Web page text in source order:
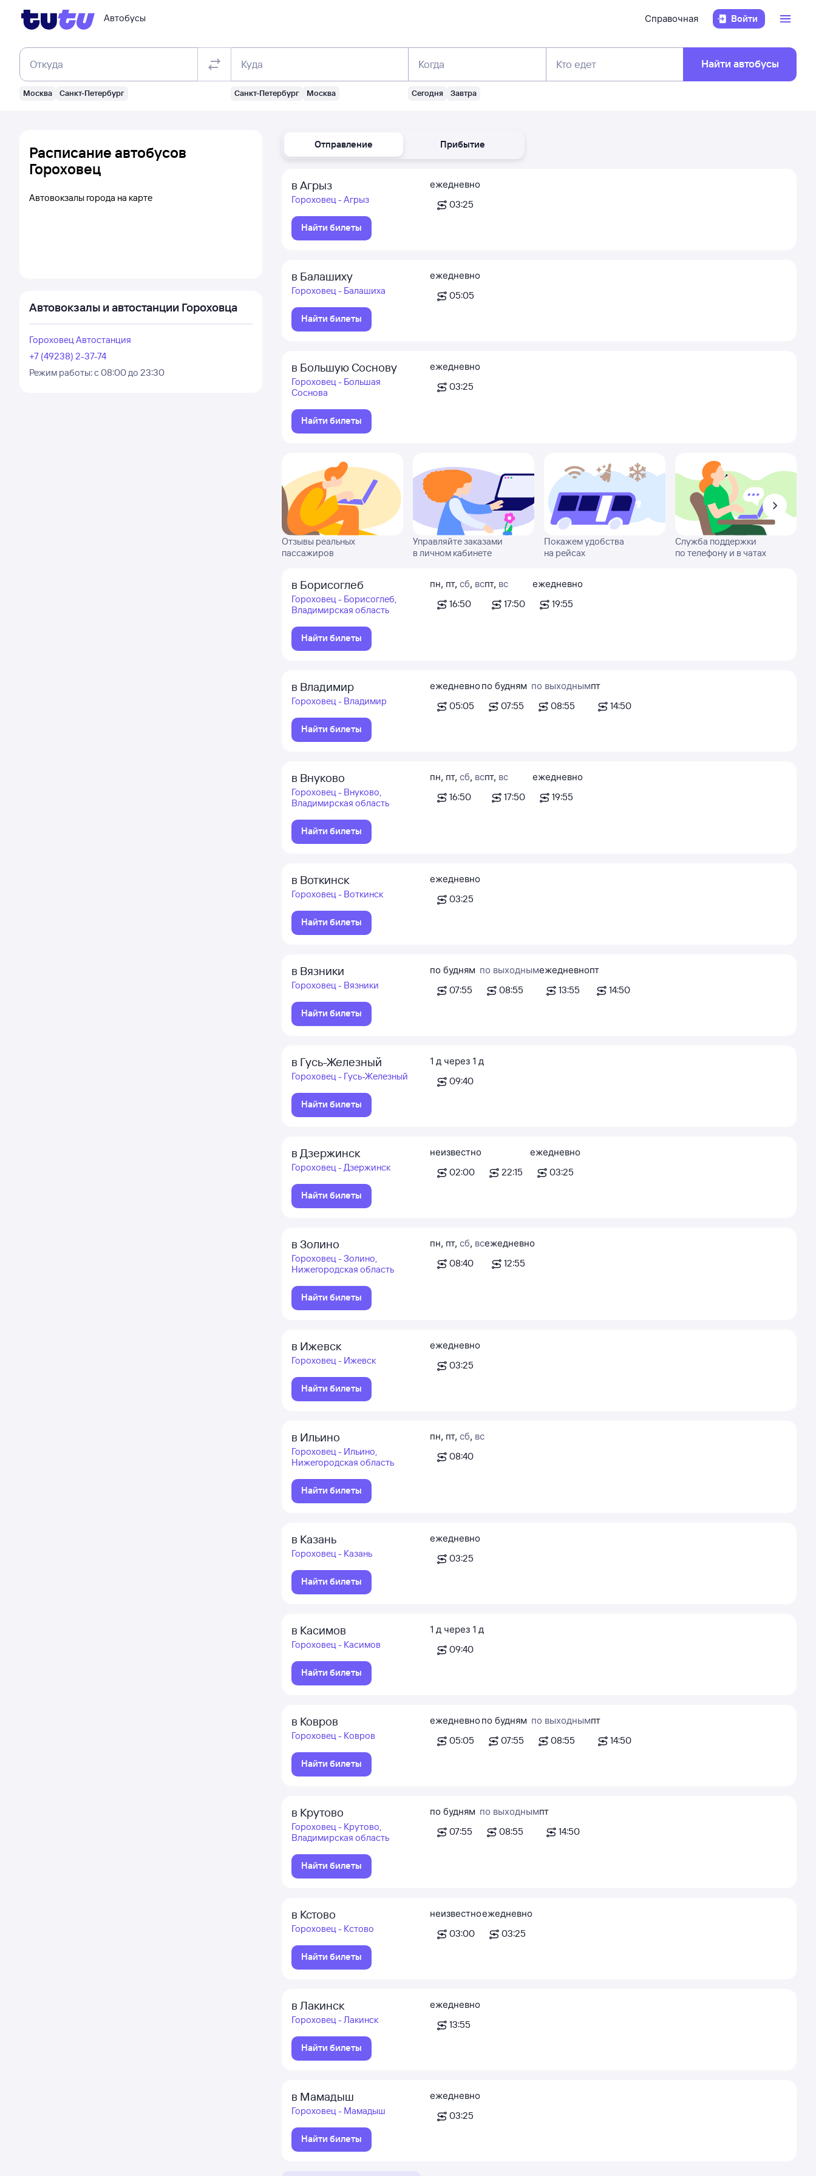
Автобусы Справочная Войти
Откуда
Москва Санкт-Петербург
Куда
Санкт-Петербург Москва
Когда
Сегодня Завтра
Кто едет Найти автобусы
Отправление Прибытие
в Агрыз
Гороховец - Агрыз
Найти билеты
ежедневно
03:25
в Балашиху
Гороховец - Балашиха
Найти билеты
ежедневно
05:05
в Большую Соснову
Гороховец - Большая
Соснова
Найти билеты
ежедневно
03:25
Отзывы реальных
пассажиров
Управляйте заказами
в личном кабинете
Покажем удобства
на рейсах
Служба поддержки
по телефону и в чатах
в Борисоглеб
Гороховец - Борисоглеб,
Владимирская область
Найти билеты
пн, пт, сб, вс
16:50
пт, вс
17:50
ежедневно
19:55
в Владимир
Гороховец - Владимир
Найти билеты
ежедневно
05:05
по будням
07:55
по выходным
08:55
пт
14:50
в Внуково
Гороховец - Внуково,
Владимирская область
Найти билеты
пн, пт, сб, вс
16:50
пт, вс
17:50
ежедневно
19:55
в Воткинск
Гороховец - Воткинск
Найти билеты
ежедневно
03:25
в Вязники
Гороховец - Вязники
Найти билеты
по будням
07:55
по выходным
08:55
ежедневно
13:55
пт
14:50
в Гусь-Железный
Гороховец - Гусь-Железный
Найти билеты
1 д через 1 д
09:40
в Дзержинск
Гороховец - Дзержинск
Найти билеты
неизвестно
02:00
22:15
ежедневно
03:25
в Золино
Гороховец - Золино,
Нижегородская область
Найти билеты
пн, пт, сб, вс
08:40
ежедневно
12:55
в Ижевск
Гороховец - Ижевск
Найти билеты
ежедневно
03:25
в Ильино
Гороховец - Ильино,
Нижегородская область
Найти билеты
пн, пт, сб, вс
08:40
в Казань
Гороховец - Казань
Найти билеты
ежедневно
03:25
в Касимов
Гороховец - Касимов
Найти билеты
1 д через 1 д
09:40
в Ковров
Гороховец - Ковров
Найти билеты
ежедневно
05:05
по будням
07:55
по выходным
08:55
пт
14:50
в Крутово
Гороховец - Крутово,
Владимирская область
Найти билеты
по будням
07:55
по выходным
08:55
пт
14:50
в Кстово
Гороховец - Кстово
Найти билеты
неизвестно
03:00
ежедневно
03:25
в Лакинск
Гороховец - Лакинск
Найти билеты
ежедневно
13:55
в Мамадыш
Гороховец - Мамадыш
Найти билеты
ежедневно
03:25
Расписание автобусов
Гороховец
Автовокзалы города на карте
Автовокзалы и автостанции Гороховца
Гороховец Автостанция
+7 (49238) 2-37-74
Режим работы:с 08:00 до 23:30